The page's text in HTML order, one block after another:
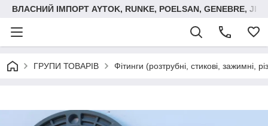
ВЛАСНИЙ ІМПОРТ AYTOK, RUNKE, POELSAN, GENEBRE,
ГРУПИ ТОВАРІВ Фітинги (розтрубні, стикові, зажимні,